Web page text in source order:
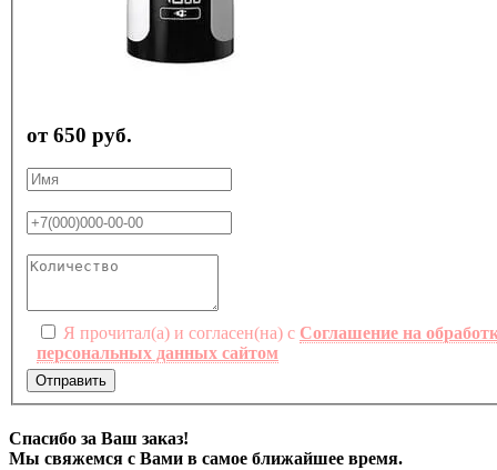
от 650 руб.
Я прочитал(а) и согласен(на) с Соглашение на
персональных данных сайтом
Отправить
Спасибо за Ваш заказ!
Мы свяжемся с Вами в самое ближайшее время.